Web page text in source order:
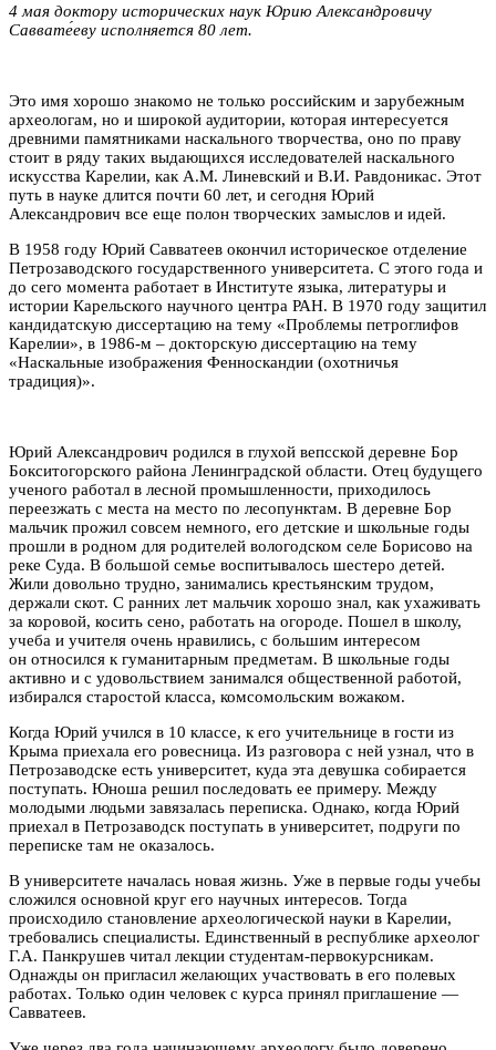
4 мая доктору исторических наук Юрию Александровичу
Саввате́еву исполняется 80 лет.
Это имя хорошо знакомо не только российским и зарубежным
археологам, но и широкой аудитории, которая интересуется
древними памятниками наскального творчества, оно по праву
стоит в ряду таких выдающихся исследователей наскального
искусства Карелии, как А.М. Линевский и В.И. Равдоникас. Этот
путь в науке длится почти 60 лет, и сегодня Юрий
Александрович все еще полон творческих замыслов и идей.
В 1958 году Юрий Савватеев окончил историческое отделение
Петрозаводского государственного университета. С этого года и
до сего момента работает в Институте языка, литературы и
истории Карельского научного центра РАН. В 1970 году защитил
кандидатскую диссертацию на тему «Проблемы петроглифов
Карелии», в 1986-м – докторскую диссертацию на тему
«Наскальные изображения Фенноскандии (охотничья
традиция)».
Юрий Александрович родился в глухой вепсской деревне Бор
Бокситогорского района Ленинградской области. Отец будущего
ученого работал в лесной промышленности, приходилось
переезжать с места на место по лесопунктам. В деревне Бор
мальчик прожил совсем немного, его детские и школьные годы
прошли в родном для родителей вологодском селе Борисово на
реке Суда. В большой семье воспитывалось шестеро детей.
Жили довольно трудно, занимались крестьянским трудом,
держали скот. С ранних лет мальчик хорошо знал, как ухаживать
за коровой, косить сено, работать на огороде. Пошел в школу,
учеба и учителя очень нравились, с большим интересом
он относился к гуманитарным предметам. В школьные годы
активно и с удовольствием занимался общественной работой,
избирался старостой класса, комсомольским вожаком.
Когда Юрий учился в 10 классе, к его учительнице в гости из
Крыма приехала его ровесница. Из разговора с ней узнал, что в
Петрозаводске есть университет, куда эта девушка собирается
поступать. Юноша решил последовать ее примеру. Между
молодыми людьми завязалась переписка. Однако, когда Юрий
приехал в Петрозаводск поступать в университет, подруги по
переписке там не оказалось.
В университете началась новая жизнь. Уже в первые годы учебы
сложился основной круг его научных интересов. Тогда
происходило становление археологической науки в Карелии,
требовались специалисты. Единственный в республике археолог
Г.А. Панкрушев читал лекции студентам-первокурсникам.
Однажды он пригласил желающих участвовать в его полевых
работах. Только один человек с курса принял приглашение —
Савватеев.